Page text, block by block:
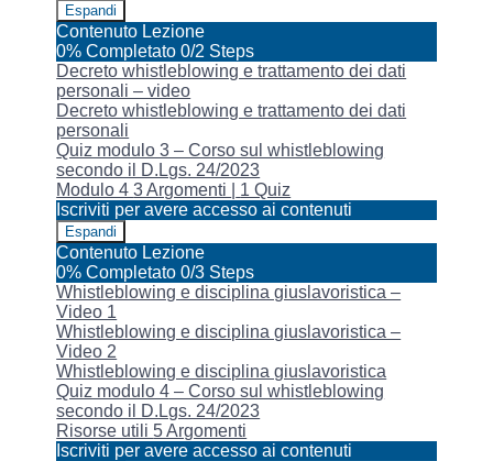
Espandi
Modulo
3
Contenuto Lezione
0% Completato0/2 Steps
Decreto whistleblowing e trattamento dei dati
personali – video
Decreto whistleblowing e trattamento dei dati
personali
Quiz modulo 3 – Corso sul whistleblowing
secondo il D.Lgs. 24/2023
Modulo 43 Argomenti
1 Quiz
Iscriviti per avere accesso ai contenuti
Espandi
Modulo
4
Contenuto Lezione
0% Completato0/3 Steps
Whistleblowing e disciplina giuslavoristica –
Video 1
Whistleblowing e disciplina giuslavoristica –
Video 2
Whistleblowing e disciplina giuslavoristica
Quiz modulo 4 – Corso sul whistleblowing
secondo il D.Lgs. 24/2023
Risorse utili 5 Argomenti
Iscriviti per avere accesso ai contenuti